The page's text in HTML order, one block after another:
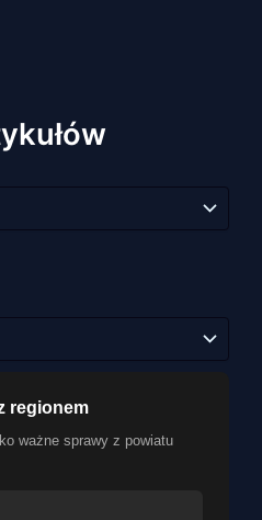
regionem
ważne sprawy z powiatu